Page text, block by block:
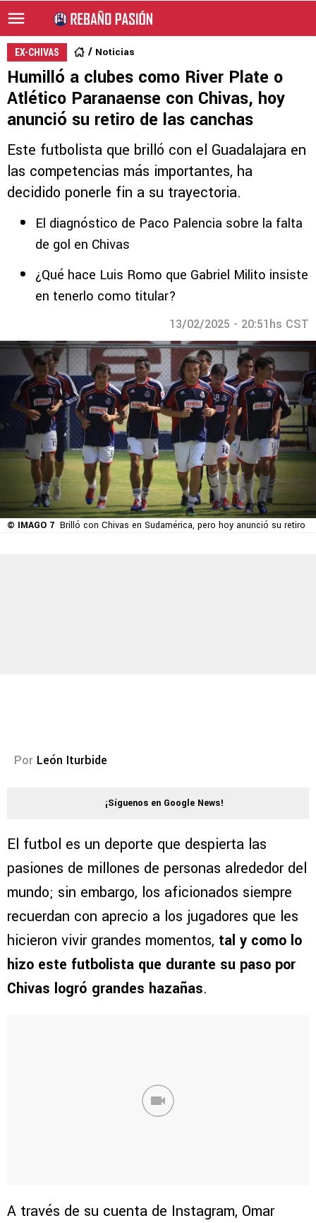
EX-CHIVAS Noticias
Humilló a clubes como River Plate o
Atlético Paranaense con Chivas, hoy
anunció su retiro de las canchas
Este futbolista que brilló con el Guadalajara en
las competencias más importantes, ha
decidido ponerle fin a su trayectoria.
El diagnóstico de Paco Palencia sobre la falta
de gol en Chivas
¿Qué hace Luis Romo que Gabriel Milito insiste
en tenerlo como titular?
13/02/2025 - 20:51hs CST
© IMAGO 7 Brilló con Chivas en Sudamérica, pero hoy anunció su retiro
Por León Iturbide
¡Síguenos en Google News!
El futbol es un deporte que despierta las
pasiones de millones de personas alrededor del
mundo; sin embargo, los aficionados siempre
recuerdan con aprecio a los jugadores que les
hicieron vivir grandes momentos, tal y como lo
hizo este futbolista que durante su paso por
Chivas logró grandes hazañas.
A través de su cuenta de Instagram, Omar